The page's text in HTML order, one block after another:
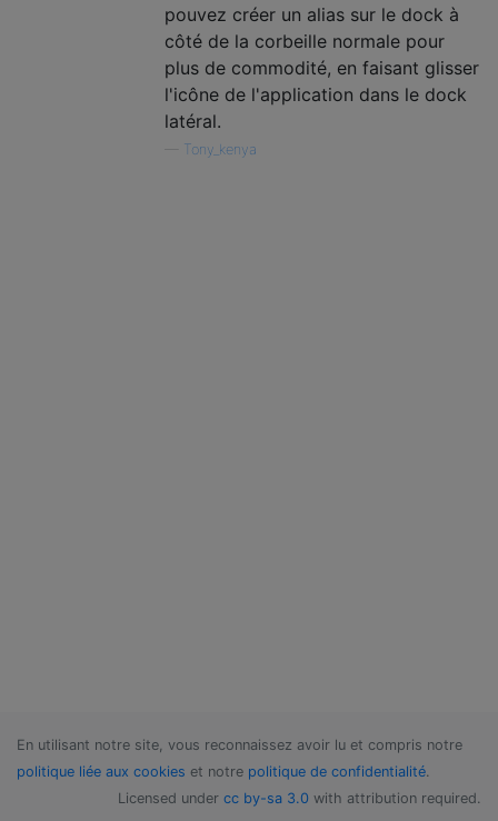
pouvez créer un alias sur le dock à
côté de la corbeille normale pour
plus de commodité, en faisant glisser
l'icône de l'application dans le dock
latéral.
Tony_kenya
En utilisant notre site, vous reconnaissez avoir lu et compris notre
politique liée aux cookies et notre politique de confidentialité.
Licensed under cc by-sa 3.0 with attribution required.